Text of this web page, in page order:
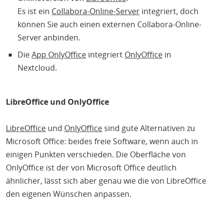
Es ist ein Collabora-Online-Server integriert, doch
können Sie auch einen externen Collabora-Online-
Server anbinden.
DieApp OnlyOffice integriert OnlyOffice in
Nextcloud.
LibreOffice und OnlyOffice
LibreOffice und OnlyOffice sind gute Alternativen zu
Microsoft Office: beides freie Software, wenn auch in
einigen Punkten verschieden. Die Oberfläche von
OnlyOffice ist der von Microsoft Office deutlich
ähnlicher, lässt sich aber genau wie die von LibreOffice
den eigenen Wünschen anpassen.